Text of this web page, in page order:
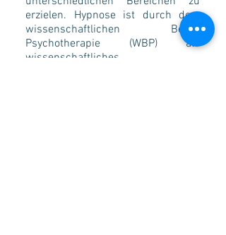
erzielen. Hypnose ist durch den
wissenschaftlichen Beirat
Psychotherapie (WBP) als
wissenschaftliches